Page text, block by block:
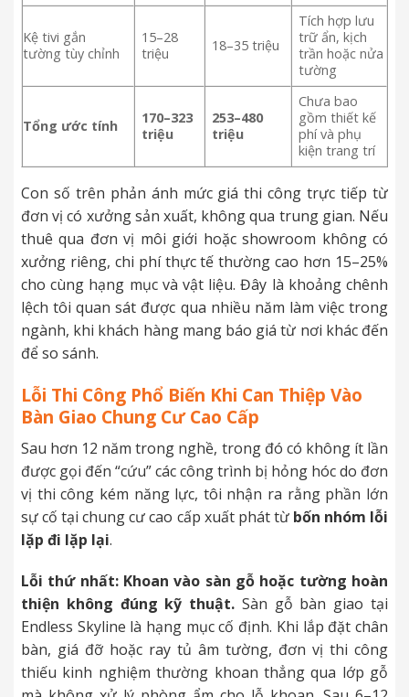
Kệ tivi gắn
tường tùy chỉnh
15–28
triệu
18–35 triệu
Tích hợp lưu
trữ ẩn, kịch
trần hoặc nửa
tường
Tổng ước tính
170–323
triệu
253–480
triệu
Chưa bao
gồm thiết kế
phí và phụ
kiện trang trí
Con số trên phản ánh mức giá thi công trực tiếp từ
đơn vị có xưởng sản xuất, không qua trung gian. Nếu
thuê qua đơn vị môi giới hoặc showroom không có
xưởng riêng, chi phí thực tế thường cao hơn 15–25%
cho cùng hạng mục và vật liệu. Đây là khoảng chênh
lệch tôi quan sát được qua nhiều năm làm việc trong
ngành, khi khách hàng mang báo giá từ nơi khác đến
để so sánh.
Lỗi Thi Công Phổ Biến Khi Can Thiệp Vào
Bàn Giao Chung Cư Cao Cấp
Sau hơn 12 năm trong nghề, trong đó có không ít lần
được gọi đến “cứu” các công trình bị hỏng hóc do đơn
vị thi công kém năng lực, tôi nhận ra rằng phần lớn
sự cố tại chung cư cao cấp xuất phát từ bốn nhóm lỗi
lặp đi lặp lại.
Lỗi thứ nhất: Khoan vào sàn gỗ hoặc tường hoàn
thiện không đúng kỹ thuật. Sàn gỗ bàn giao tại
Endless Skyline là hạng mục cố định. Khi lắp đặt chân
bàn, giá đỡ hoặc ray tủ âm tường, đơn vị thi công
thiếu kinh nghiệm thường khoan thẳng qua lớp gỗ